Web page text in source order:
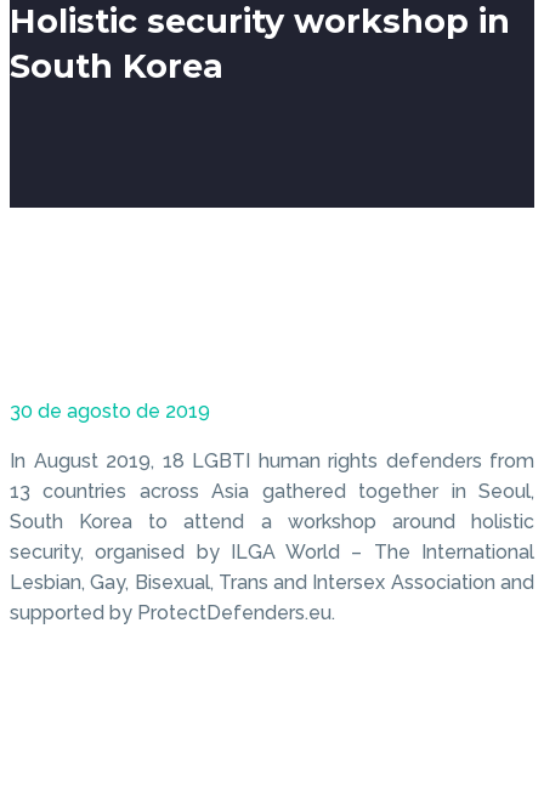
Holistic security workshop in
South Korea
30 de agosto de 2019
In August 2019, 18 LGBTI human rights defenders from
13 countries across Asia gathered together in Seoul,
South Korea to attend a workshop around holistic
security, organised by ILGA World – The International
Lesbian, Gay, Bisexual, Trans and Intersex Association and
supported by ProtectDefenders.eu.